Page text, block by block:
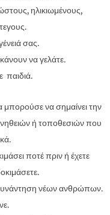
ηλικιωμένους,
σας.
να γελάτε.
παιδιά.
να σημαίνει την
ή τοποθεσιών που
ποτέ πριν ή έχετε
νέων ανθρώπων.